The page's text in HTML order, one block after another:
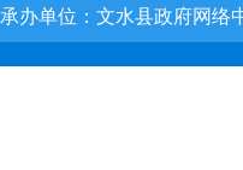
承办单位：文水县政府网络